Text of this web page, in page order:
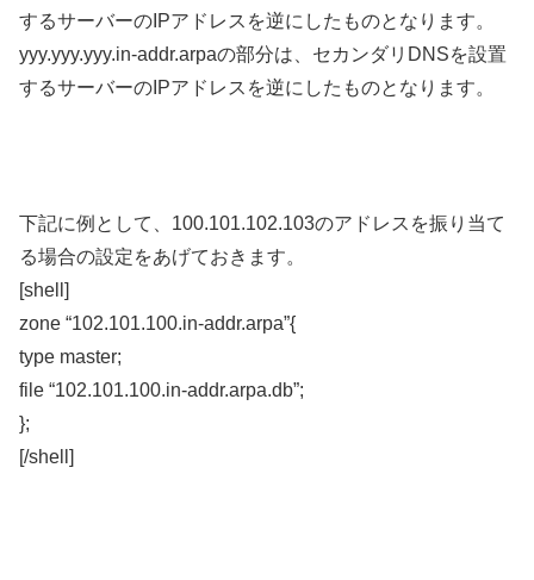
するサーバーのIPアドレスを逆にしたものとなります。
yyy.yyy.yyy.in-addr.arpaの部分は、セカンダリDNSを設置
するサーバーのIPアドレスを逆にしたものとなります。
下記に例として、100.101.102.103のアドレスを振り当て
る場合の設定をあげておきます。
[shell]
zone “102.101.100.in-addr.arpa”{
type master;
file “102.101.100.in-addr.arpa.db”;
};
[/shell]